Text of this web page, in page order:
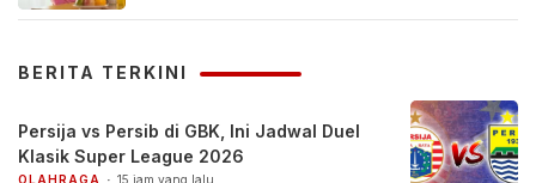
BERITA TERKINI
Persija vs Persib di GBK, Ini Jadwal Duel
Klasik Super League 2026
OLAHRAGA 15 jam yang lalu